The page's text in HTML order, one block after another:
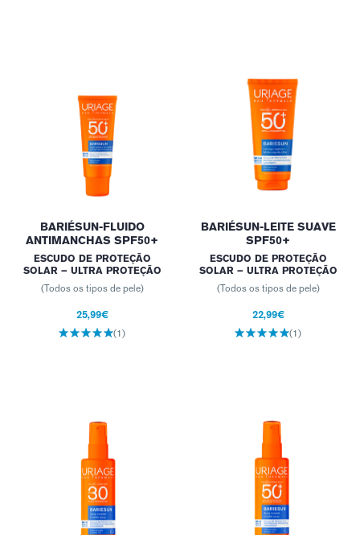
BARIÉSUN-FLUIDO
ANTIMANCHAS SPF50+
ESCUDO DE PROTEÇÃO
SOLAR – ULTRA PROTEÇÃO
(Todos os tipos de pele)
25,99€
(1)
BARIÉSUN-LEITE SUAVE
SPF50+
ESCUDO DE PROTEÇÃO
SOLAR – ULTRA PROTEÇÃO
(Todos os tipos de pele)
22,99€
(1)